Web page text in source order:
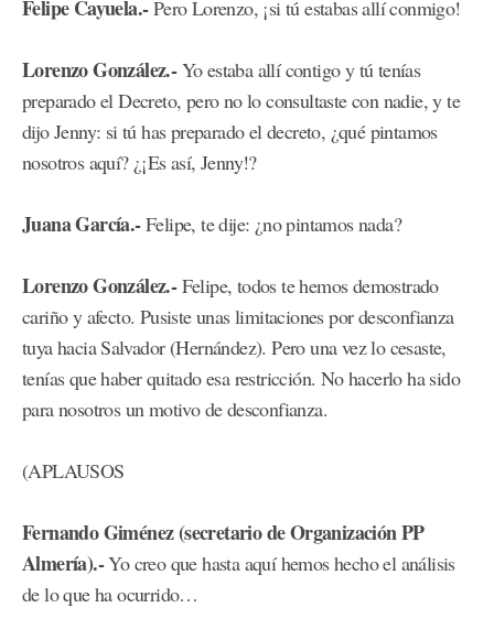
Felipe Cayuela.-Pero Lorenzo, ¡si tú estabas allí conmigo!
Lorenzo González.-Yo estaba allí contigo y tú tenías
preparado el Decreto, pero no lo consultaste con nadie, y te
dijo Jenny: si tú has preparado el decreto, ¿qué pintamos
nosotros aquí? ¿¡Es así, Jenny!?
Juana García.-Felipe, te dije: ¿no pintamos nada?
Lorenzo González.-Felipe, todos te hemos demostrado
cariño y afecto. Pusiste unas limitaciones por desconfianza
tuya hacia Salvador (Hernández). Pero una vez lo cesaste,
tenías que haber quitado esa restricción. No hacerlo ha sido
para nosotros un motivo de desconfianza.
(APLAUSOS
Fernando Giménez (secretario de Organización PP
Almería).-Yo creo que hasta aquí hemos hecho el análisis
de lo que ha ocurrido…